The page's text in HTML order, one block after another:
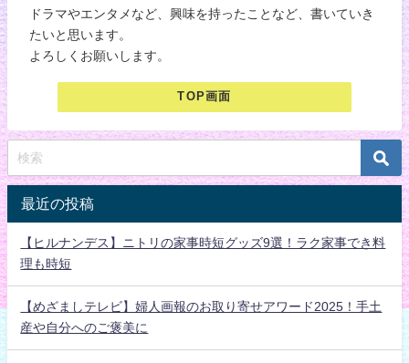
ドラマやエンタメなど、興味を持ったことなど、書いていき
たいと思います。
よろしくお願いします。
TOP画面
最近の投稿
【ヒルナンデス】ニトリの家事時短グッズ9選！ラク家事でき料
理も時短
【めざましテレビ】婦人画報のお取り寄せアワード2025！手土
産や自分へのご褒美に